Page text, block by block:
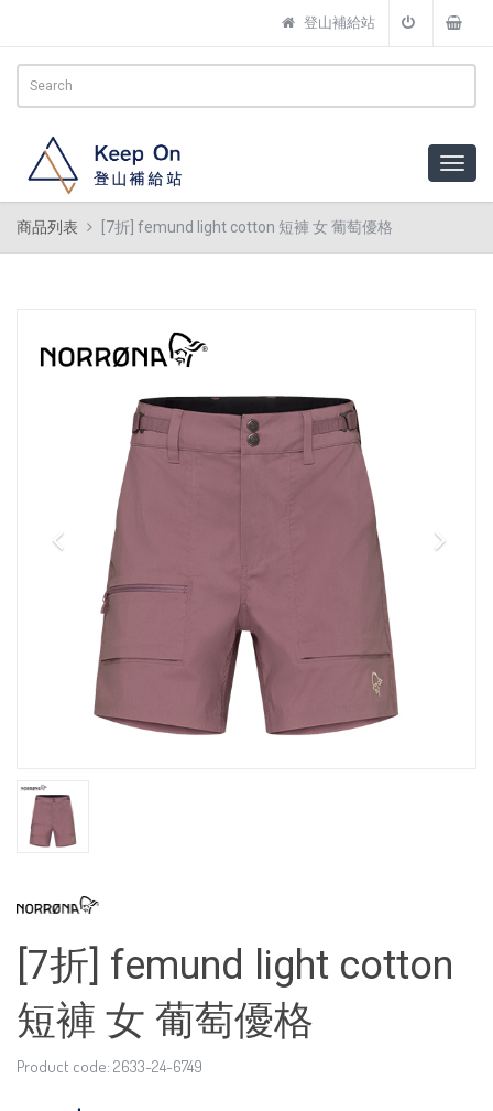
登山補給站
商品列表 [7折] femund light cotton 短褲 女 葡萄優格
[7折] femund light cotton
短褲 女 葡萄優格
Product code: 2633-24-6749